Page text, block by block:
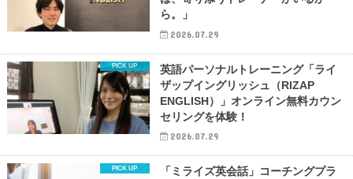
ら。」
2026.07.29
英語パーソナルトレーニング「ライ
ザップイングリッシュ（RIZAP
ENGLISH）」オンライン無料カウン
セリングを体験！
2026.07.29
「ミライズ英会話」コーチングプラ